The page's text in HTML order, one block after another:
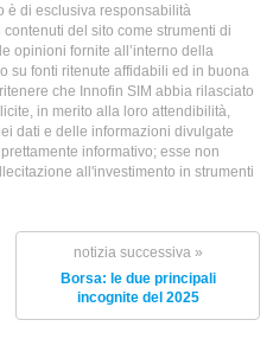
è di esclusiva responsabilità
del sito come strumenti di
opinioni fornite all’interno della
su fonti ritenute affidabili ed in buona
che Innofin SIM abbia rilasciato
in merito alla loro attendibilità,
dati e delle informazioni divulgate
informativo; esse non
all'investimento in strumenti
notizia successiva »
Borsa: le due principali
incognite del 2025